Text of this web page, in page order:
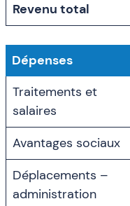
Revenu total
Dépenses
Traitements et
salaires
Avantages sociaux
Déplacements –
administration